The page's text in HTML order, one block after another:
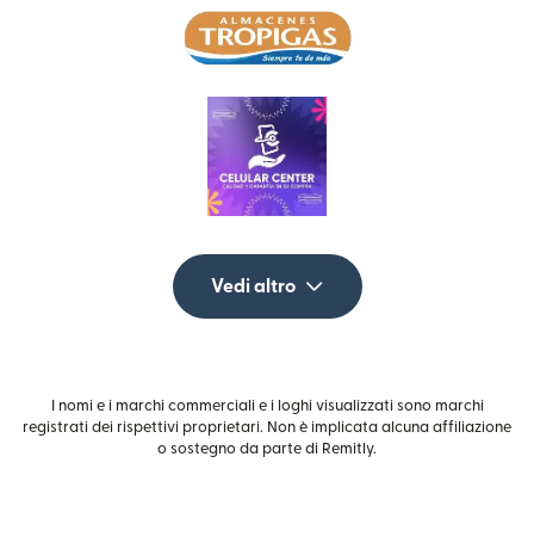
Vedi altro
I nomi e i marchi commerciali e i loghi visualizzati sono marchi
registrati dei rispettivi proprietari. Non è implicata alcuna affiliazione
o sostegno da parte di Remitly.